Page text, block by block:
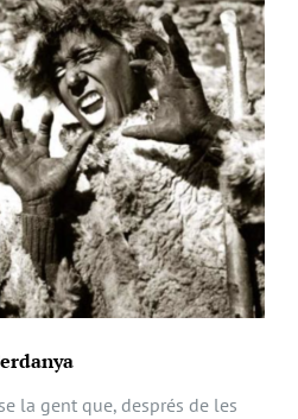
la gent que, després de les